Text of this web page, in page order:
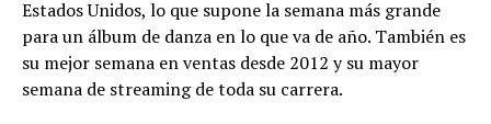
Estados Unidos, lo que supone la semana más grande
para un álbum de danza en lo que va de año. También es
su mejor semana en ventas desde 2012 y su mayor
semana de streaming de toda su carrera.